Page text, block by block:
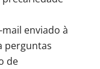
mail enviado à
perguntas
de